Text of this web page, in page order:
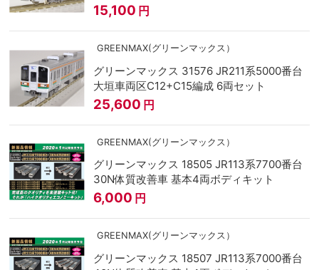
15,100 円
GREENMAX(グリーンマックス）
グリーンマックス 31576 JR211系5000番台
大垣車両区C12+C15編成 6両セット
25,600 円
GREENMAX(グリーンマックス）
グリーンマックス 18505 JR113系7700番台
30N体質改善車 基本4両ボディキット
6,000 円
GREENMAX(グリーンマックス）
グリーンマックス 18507 JR113系7000番台